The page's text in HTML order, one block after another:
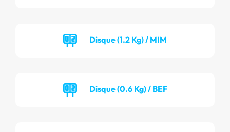
Disque (1.2 Kg) / MIM
Disque (0.6 Kg) / BEF